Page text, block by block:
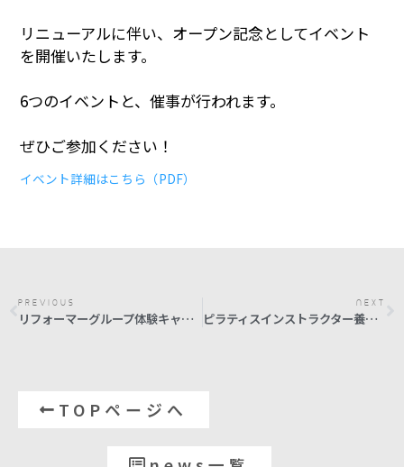
リニューアルに伴い、オープン記念としてイベント
を開催いたします。
6つのイベントと、催事が行われます。
ぜひご参加ください！
イベント詳細はこちら（PDF）
PREVIOUS
リフォーマーグループ体験キャンペーン
NEXT
ピラティスインストラクター養成プログラム（リフォーマー）栃木県宇都宮市
TOPページへ